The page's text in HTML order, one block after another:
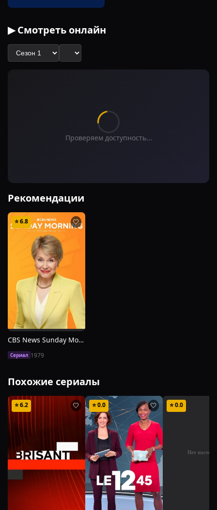
▶ Смотреть онлайн
Проверяем доступность...
Рекомендации
⭐6.8 🤍
CBS News Sunday Morning
Сериал 1979
Похожие сериалы
⭐6.2 🤍 ⭐0.0 🤍 ⭐0.0